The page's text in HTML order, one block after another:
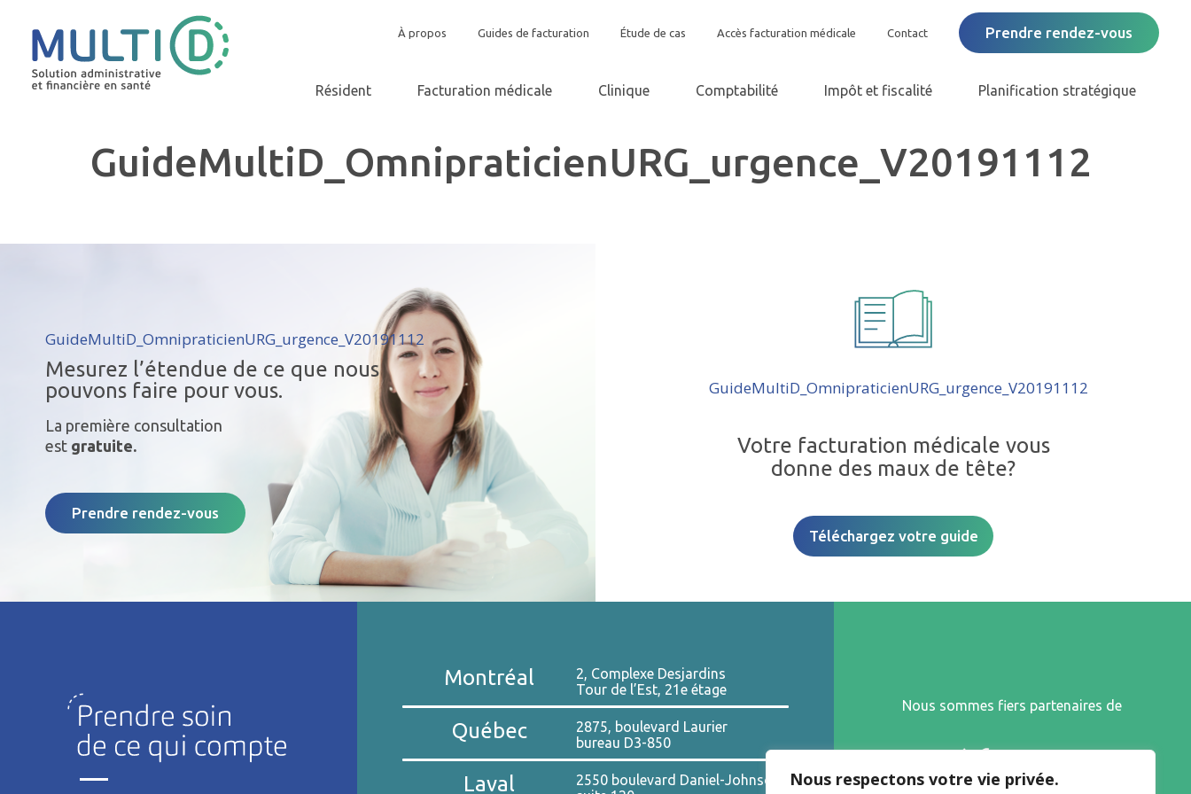
Nous respectons votre vie privée.
À propos Guides de facturation Étude de cas Accès facturation médicale Contact Prendre rendez-vous
Résident Facturation médicale Clinique Comptabilité Impôt et fiscalité Planification stratégique
GuideMultiD_OmnipraticienURG_urgence_V20191112
GuideMultiD_OmnipraticienURG_urgence_V20191112
Mesurez l’étendue de ce que nous
pouvons faire pour vous.
La première consultation
est gratuite.
Prendre rendez-vous
GuideMultiD_OmnipraticienURG_urgence_V20191112
Votre facturation médicale vous
donne des maux de tête?
Téléchargez votre guide
Montréal
2, Complexe Desjardins
Tour de l’Est, 21e étage
Québec
2875, boulevard Laurier
bureau D3-850
Laval
2550 boulevard Daniel-Johnson,
Nous sommes fiers partenaires de